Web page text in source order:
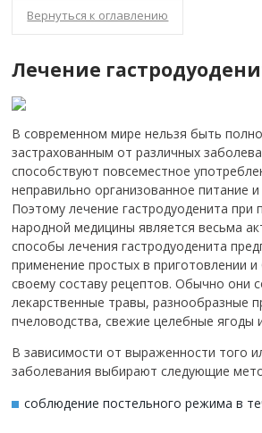
Вернуться к оглавлению
Лечение
В современном мире нельзя быть
застрахованным от различных
способствуют повсеместное
неправильно организованное питание
Поэтому лечение гастродуоденита при
народной медицины является весьма
способы лечения гастродуоденита
применение простых в приготовлении
своему составу рецептов. Обычно они
лекарственные травы, разнообразные
пчеловодства, свежие целебные ягоды
В зависимости от выраженности того
заболевания выбирают следующие
соблюдение постельного режима в